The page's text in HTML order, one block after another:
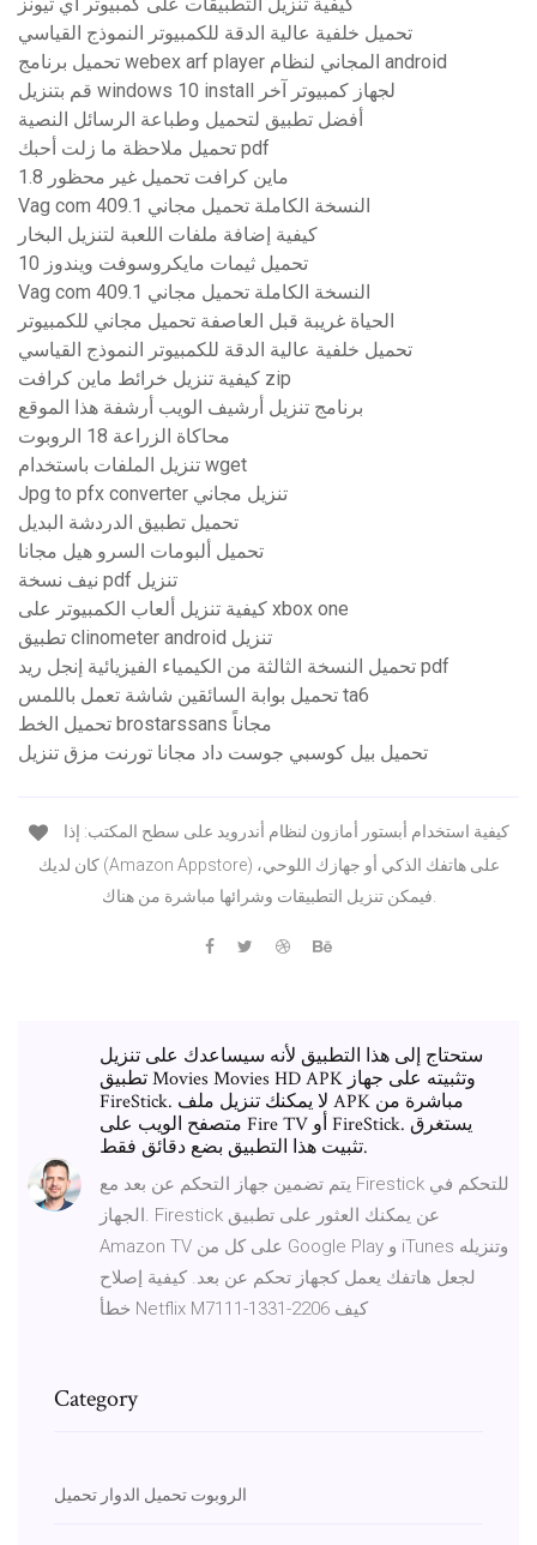
كيفية تنزيل التطبيقات على كمبيوتر اي تيونز
تحميل خلفية عالية الدقة للكمبيوتر النموذج القياسي
تحميل برنامج webex arf player المجاني لنظام android
قم بتنزيل windows 10 install لجهاز كمبيوتر آخر
أفضل تطبيق لتحميل وطباعة الرسائل النصية
تحميل ملاحظة ما زلت أحبك pdf
ماين كرافت تحميل غير محظور 1.8
Vag com 409.1 النسخة الكاملة تحميل مجاني
كيفية إضافة ملفات اللعبة لتنزيل البخار
تحميل ثيمات مايكروسوفت ويندوز 10
Vag com 409.1 النسخة الكاملة تحميل مجاني
الحياة غريبة قبل العاصفة تحميل مجاني للكمبيوتر
تحميل خلفية عالية الدقة للكمبيوتر النموذج القياسي
كيفية تنزيل خرائط ماين كرافت zip
برنامج تنزيل أرشيف الويب أرشفة هذا الموقع
محاكاة الزراعة 18 الروبوت
تنزيل الملفات باستخدام wget
Jpg to pfx converter تنزيل مجاني
تحميل تطبيق الدردشة البديل
تحميل ألبومات السرو هيل مجانا
نيف نسخة pdf تنزيل
كيفية تنزيل ألعاب الكمبيوتر على xbox one
تطبيق clinometer android تنزيل
تحميل النسخة الثالثة من الكيمياء الفيزيائية إنجل ريد pdf
تحميل بوابة السائقين شاشة تعمل باللمس ta6
تحميل الخط brostarssans مجاناً
تحميل بيل كوسبي جوست داد مجانا تورنت مزق تنزيل
كان لديك (Amazon Appstore) على هاتفك الذكي أو جهازك اللوحي،
ستحتاج إلى هذا التطبيق لأنه سيساعدك على تنزيل
تطبيق Movies Movies HD APK وتثبيته على جهاز
FireStick. لا يمكنك تنزيل ملف APK مباشرة من
متصفح الويب على Fire TV أو FireStick. يستغرق
تثبيت هذا التطبيق بضع دقائق فقط.
يتم تضمين جهاز التحكم عن بعد مع Firestick للتحكم في
الجهاز. Firestick عن يمكنك العثور على تطبيق
Amazon TV على كل من Google Play و iTunes وتنزيله
لجعل هاتفك يعمل كجهاز تحكم عن بعد. كيفية إصلاح
Category
الروبوت تحميل الدوار تحميل